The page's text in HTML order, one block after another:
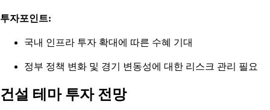
투자포인트:
국내 인프라 투자 확대에 따른 수혜 기대
정부 정책 변화 및 경기 변동성에 대한 리스크 관리 필요
건설 테마 투자 전망